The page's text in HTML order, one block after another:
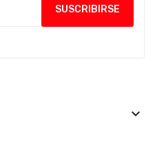
keyboard_arrow_down